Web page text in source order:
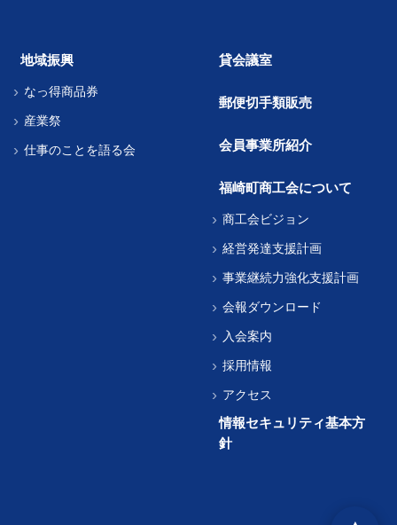
地域振興
なっ得商品券
産業祭
仕事のことを語る会
貸会議室
郵便切手類販売
会員事業所紹介
福崎町商工会について
商工会ビジョン
経営発達支援計画
事業継続力強化支援計画
会報ダウンロード
入会案内
採用情報
アクセス
情報セキュリティ基本方
針